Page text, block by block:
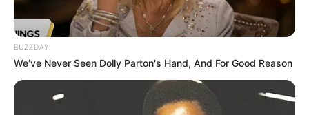
BUZZDAY
We’ve Never Seen Dolly Parton's Hand, And For Good Reason